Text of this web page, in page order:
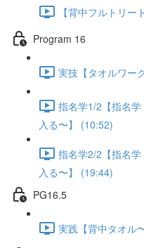
【背中フルトリ
Program 16
実技【タオルワー
指名学1/2【指名
入る〜】 (10:52)
指名学2/2【指名
入る〜】 (19:44)
PG16.5
実践【背中タオル